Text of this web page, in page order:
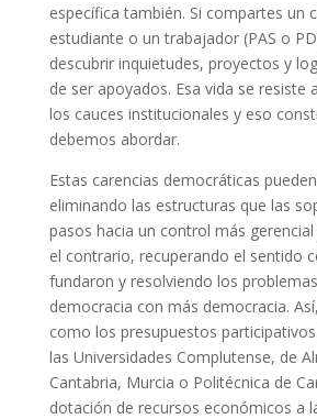
específica también. Si compartes un
estudiante o un trabajador (PAS o
descubrir inquietudes, proyectos y
de ser apoyados. Esa vida se resiste
los cauces institucionales y eso
debemos abordar.
Estas carencias democráticas
eliminando las estructuras que las
pasos hacia un control más
el contrario, recuperando el sentido
fundaron y resolviendo los
democracia con más democracia.
como los presupuestos
las Universidades Complutense, de
Cantabria, Murcia o Politécnica de
dotación de recursos económicos a